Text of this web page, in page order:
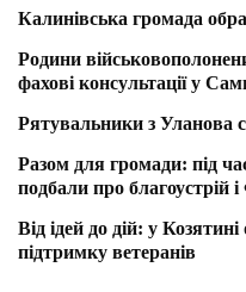
Калинівська громада
Родини
фахові консультації у
Рятувальники з Уланова
Разом для громади: під
подбали про благоустрій
Від ідей до дій: у
підтримку ветеранів